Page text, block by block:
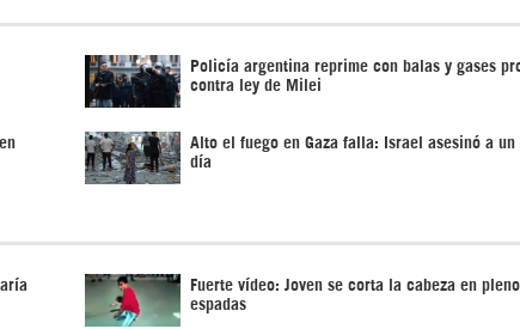
Policía argentina reprime con balas y gases
contra ley de Milei
Alto el fuego en Gaza falla: Israel asesinó a un
día
Fuerte vídeo: Joven se corta la cabeza en
espadas